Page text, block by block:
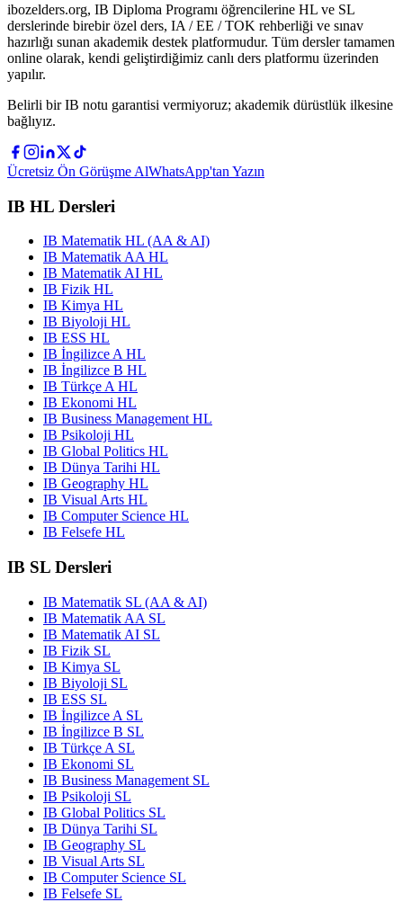
ibozelders.org, IB Diploma Programı öğrencilerine HL ve SL
derslerinde birebir özel ders, IA / EE / TOK rehberliği ve sınav
hazırlığı sunan akademik destek platformudur. Tüm dersler tamamen
online olarak, kendi geliştirdiğimiz canlı ders platformu üzerinden
yapılır.
Belirli bir IB notu garantisi vermiyoruz; akademik dürüstlük ilkesine
bağlıyız.
Ücretsiz Ön Görüşme AlWhatsApp'tan Yazın
IB HL Dersleri
IB Matematik HL (AA & AI)
IB Matematik AA HL
IB Matematik AI HL
IB Fizik HL
IB Kimya HL
IB Biyoloji HL
IB ESS HL
IB İngilizce A HL
IB İngilizce B HL
IB Türkçe A HL
IB Ekonomi HL
IB Business Management HL
IB Psikoloji HL
IB Global Politics HL
IB Dünya Tarihi HL
IB Geography HL
IB Visual Arts HL
IB Computer Science HL
IB Felsefe HL
IB SL Dersleri
IB Matematik SL (AA & AI)
IB Matematik AA SL
IB Matematik AI SL
IB Fizik SL
IB Kimya SL
IB Biyoloji SL
IB ESS SL
IB İngilizce A SL
IB İngilizce B SL
IB Türkçe A SL
IB Ekonomi SL
IB Business Management SL
IB Psikoloji SL
IB Global Politics SL
IB Dünya Tarihi SL
IB Geography SL
IB Visual Arts SL
IB Computer Science SL
IB Felsefe SL